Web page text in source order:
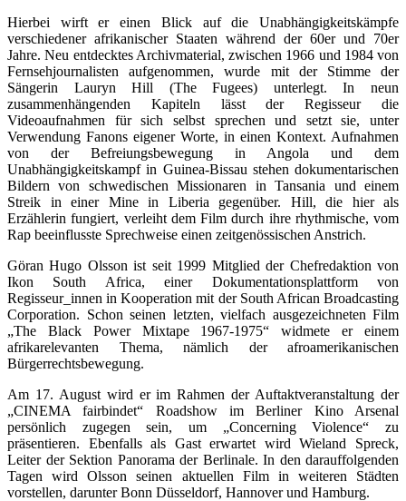
Hierbei wirft er einen Blick auf die Unabhängigkeitskämpfe
verschiedener afrikanischer Staaten während der 60er und 70er
Jahre. Neu entdecktes Archivmaterial, zwischen 1966 und 1984 von
Fernsehjournalisten aufgenommen, wurde mit der Stimme der
Sängerin Lauryn Hill (The Fugees) unterlegt. In neun
zusammenhängenden Kapiteln lässt der Regisseur die
Videoaufnahmen für sich selbst sprechen und setzt sie, unter
Verwendung Fanons eigener Worte, in einen Kontext. Aufnahmen
von der Befreiungsbewegung in Angola und dem
Unabhängigkeitskampf in Guinea-Bissau stehen dokumentarischen
Bildern von schwedischen Missionaren in Tansania und einem
Streik in einer Mine in Liberia gegenüber. Hill, die hier als
Erzählerin fungiert, verleiht dem Film durch ihre rhythmische, vom
Rap beeinflusste Sprechweise einen zeitgenössischen Anstrich.
Göran Hugo Olsson ist seit 1999 Mitglied der Chefredaktion von
Ikon South Africa, einer Dokumentationsplattform von
Regisseur_innen in Kooperation mit der South African Broadcasting
Corporation. Schon seinen letzten, vielfach ausgezeichneten Film
„The Black Power Mixtape 1967-1975“ widmete er einem
afrikarelevanten Thema, nämlich der afroamerikanischen
Bürgerrechtsbewegung.
Am 17. August wird er im Rahmen der Auftaktveranstaltung der
„CINEMA fairbindet“ Roadshow im Berliner Kino Arsenal
persönlich zugegen sein, um „Concerning Violence“ zu
präsentieren. Ebenfalls als Gast erwartet wird Wieland Spreck,
Leiter der Sektion Panorama der Berlinale. In den darauffolgenden
Tagen wird Olsson seinen aktuellen Film in weiteren Städten
vorstellen, darunter Bonn Düsseldorf, Hannover und Hamburg.